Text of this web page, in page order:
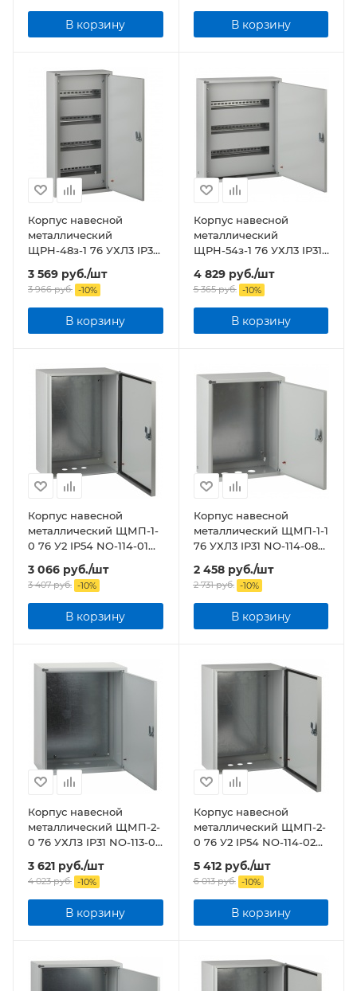
В корзину В корзину
Корпус навесной
металлический
ЩРН-48з-1 76 УХЛ3 IP31
NO-123-21 ЭРА
3 569 руб./шт
3 966руб. -10%
В корзину
Корпус навесной
металлический
ЩРН-54з-1 76 УХЛ3 IP31
NO-123-22 ЭРА
4 829руб./шт
5 365руб. -10%
В корзину
Корпус навесной
металлический ЩМП-1-
0 76 У2 IP54 NO-114-01
3 066 руб./шт
3 407руб. -10%
В корзину
Корпус навесной
металлический ЩМП-1-1
76 УХЛ3 IP31 NO-114-08
2 458руб./шт
2 731руб. -10%
В корзину
Корпус навесной
металлический ЩМП-2-
0 76 УХЛЗ IP31 NO-113-00
3 621 руб./шт
4 023руб. -10%
В корзину
Корпус навесной
металлический ЩМП-2-
0 76 У2 IP54 NO-114-02
5 412руб./шт
6 013руб. -10%
В корзину